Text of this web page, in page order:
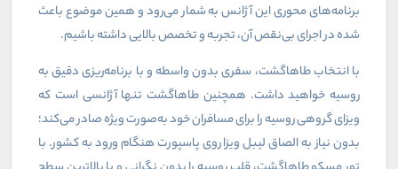
برنامه‌های محوری این آژانس به شمار می‌رود و همین موضوع باعث
شده در اجرای بی‌نقص آن، تجربه و تخصص بالایی داشته باشیم.
با انتخاب طاهاگشت، سفری بدون واسطه و با برنامه‌ریزی دقیق به
روسیه خواهید داشت. همچنین طاهاگشت تنها آژانسی است که
ویزای گروهی روسیه را برای مسافران خود به‌صورت ویژه صادر می‌کند؛
بدون نیاز به الصاق لیبل ویزا روی پاسپورت هنگام ورود به کشور. با